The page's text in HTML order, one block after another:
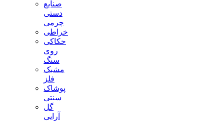
صنایع
دستی
چرمی
خراطی
حکاکی
روی
سنگ
مشبک
فلز
پوشاک
سنتی
گل
آرایی